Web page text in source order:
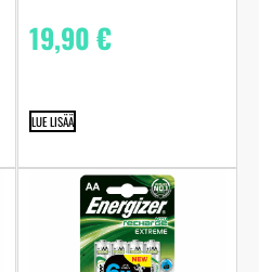
19,90€
LUE LISÄÄ